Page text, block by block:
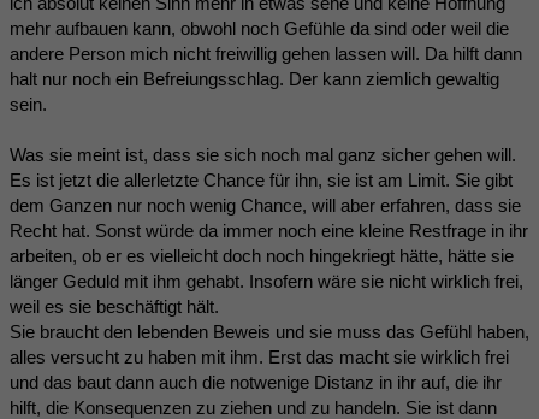
mehr aufbauen kann, obwohl noch Gefühle da sind oder weil die
andere Person mich nicht freiwillig gehen lassen will. Da hilft dann
halt nur noch ein Befreiungsschlag. Der kann ziemlich gewaltig
sein.
Was sie meint ist, dass sie sich noch mal ganz sicher gehen will.
Es ist jetzt die allerletzte Chance für ihn, sie ist am Limit. Sie gibt
dem Ganzen nur noch wenig Chance, will aber erfahren, dass sie
Recht hat. Sonst würde da immer noch eine kleine Restfrage in ihr
arbeiten, ob er es vielleicht doch noch hingekriegt hätte, hätte sie
länger Geduld mit ihm gehabt. Insofern wäre sie nicht wirklich frei,
weil es sie beschäftigt hält.
Sie braucht den lebenden Beweis und sie muss das Gefühl haben,
alles versucht zu haben mit ihm. Erst das macht sie wirklich frei
und das baut dann auch die notwenige Distanz in ihr auf, die ihr
hilft, die Konsequenzen zu ziehen und zu handeln. Sie ist dann